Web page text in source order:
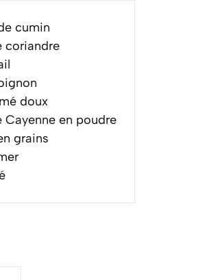
cumin
coriandre
doux
en poudre
grains